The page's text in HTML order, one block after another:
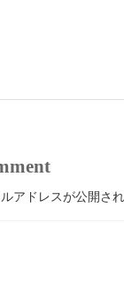
ルアドレスが公開さ